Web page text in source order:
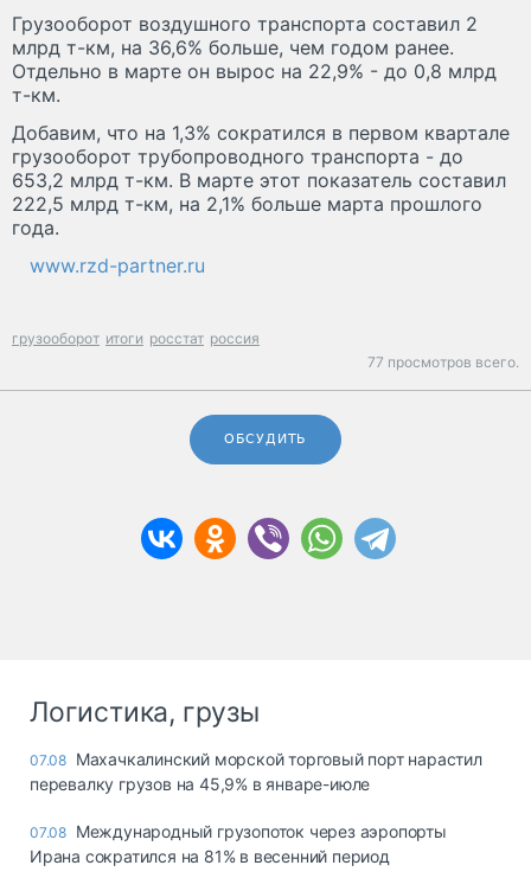
Грузооборот воздушного транспорта составил 2
млрд т-км, на 36,6% больше, чем годом ранее.
Отдельно в марте он вырос на 22,9% - до 0,8 млрд
т-км.
Добавим, что на 1,3% сократился в первом квартале
грузооборот трубопроводного транспорта - до
653,2 млрд т-км. В марте этот показатель составил
222,5 млрд т-км, на 2,1% больше марта прошлого
года.
www.rzd-partner.ru
грузооборот итоги росстат россия
77 просмотров всего.
ОБСУДИТЬ
Логистика, грузы
07.08 Махачкалинский морской торговый порт нарастил
перевалку грузов на 45,9% в январе-июле
07.08 Международный грузопоток через аэропорты
Ирана сократился на 81% в весенний период